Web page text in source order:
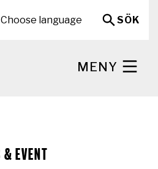
Choose language
SÖK
MENY
& EVENT